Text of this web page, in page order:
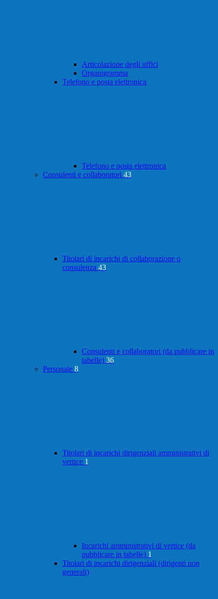
Articolazione degli uffici
Organigramma
Telefono e posta elettronica
Telefono e posta elettronica
Consulenti e collaboratori 43
Titolari di incarichi di collaborazione o
consulenza 43
Consulenti e collaboratori (da pubblicare in
tabelle) 36
Personale 8
Titolari di incarichi dirigenziali amministrativi di
vertice 1
Incarichi amministrativi di vertice (da
pubblicare in tabelle) 1
Titolari di incarichi dirigenziali (dirigenti non
generali)